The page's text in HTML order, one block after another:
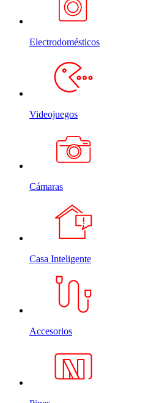
Electrodomésticos
Videojuegos
Cámaras
Casa Inteligente
Accesorios